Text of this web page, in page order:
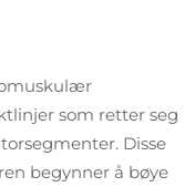
som retter seg
Disse
begynner å bøye